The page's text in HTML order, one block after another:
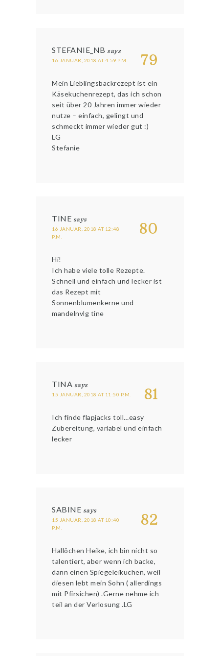
79
STEFANIE_NB says
16 JANUAR, 2018 AT 4:59 P.M.
Mein Lieblingsbackrezept ist ein
Käsekuchenrezept, das ich schon
seit über 20 Jahren immer wieder
nutze – einfach, gelingt und
schmeckt immer wieder gut :)
LG
Stefanie
80
TINE says
16 JANUAR, 2018 AT 12:48
P.M.
Hi!
Ich habe viele tolle Rezepte.
Schnell und einfach und lecker ist
das Rezept mit
Sonnenblumenkerne und
mandelnvlg tine
81
TINA says
15 JANUAR, 2018 AT 11:50 P.M.
Ich finde flapjacks toll…easy
Zubereitung, variabel und einfach
lecker
82
SABINE says
15 JANUAR, 2018 AT 10:40
P.M.
Hallöchen Heike, ich bin nicht so
talentiert, aber wenn ich backe,
dann einen Spiegeleikuchen, weil
diesen lebt mein Sohn ( allerdings
mit Pfirsichen) .Gerne nehme ich
teil an der Verlosung .LG